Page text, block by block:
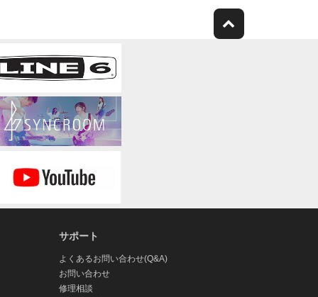
了通知がなくても自動的に終了するものとし
本ソフトウェアおよび付帯文書は保証なしに
目的への適合性を含め、本ソフトウェアに関
延がないこと、安全、正確、完全であるこ
。弊社は、本ソフトウェアの使用、またはそ
士あるいはお客様と第三者間でトラブルが発
に限られ、派生的、付随的、間接的損害又は
額として責任を負うものとします。
サポート
よくあるお問い合わせ(Q&A)
お問い合わせ
修理相談